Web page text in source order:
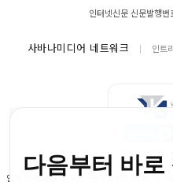
인터넷신문 신문발행
사바나미디어 네트워크 인트
인트라매거진의 모든 콘텐츠(기사)는 저
다음부터 바로